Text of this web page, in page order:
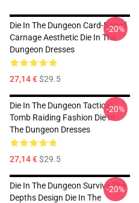
Die In The Dungeon Card-Based
Carnage Aesthetic Die In The
Dungeon Dresses
27,14 €$29.5
-20%
Die In The Dungeon Tactical
Tomb Raiding Fashion Die In
The Dungeon Dresses
27,14 €$29.5
-20%
Die In The Dungeon Survive The
Depths Design Die In The
-20%